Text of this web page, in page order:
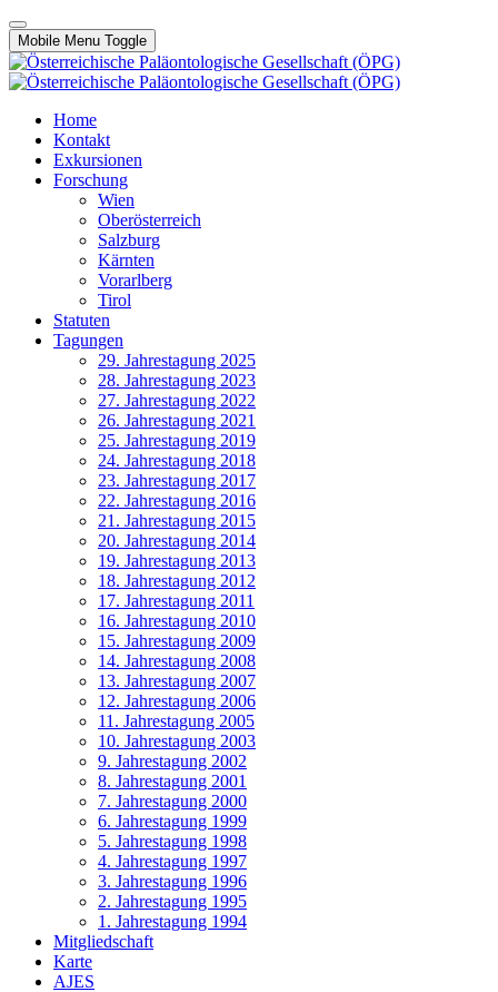
Mobile Menu Toggle
Home
Kontakt
Exkursionen
Forschung
Wien
Oberösterreich
Salzburg
Kärnten
Vorarlberg
Tirol
Statuten
Tagungen
29. Jahrestagung 2025
28. Jahrestagung 2023
27. Jahrestagung 2022
26. Jahrestagung 2021
25. Jahrestagung 2019
24. Jahrestagung 2018
23. Jahrestagung 2017
22. Jahrestagung 2016
21. Jahrestagung 2015
20. Jahrestagung 2014
19. Jahrestagung 2013
18. Jahrestagung 2012
17. Jahrestagung 2011
16. Jahrestagung 2010
15. Jahrestagung 2009
14. Jahrestagung 2008
13. Jahrestagung 2007
12. Jahrestagung 2006
11. Jahrestagung 2005
10. Jahrestagung 2003
9. Jahrestagung 2002
8. Jahrestagung 2001
7. Jahrestagung 2000
6. Jahrestagung 1999
5. Jahrestagung 1998
4. Jahrestagung 1997
3. Jahrestagung 1996
2. Jahrestagung 1995
1. Jahrestagung 1994
Mitgliedschaft
Karte
AJES